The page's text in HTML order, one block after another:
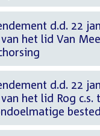
d.d. 22
het lid Van
d.d. 22
het lid Rog